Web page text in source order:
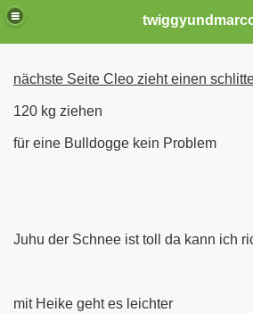
nächste Seite Cleo zieht einen
120 kg ziehen
für eine Bulldogge kein Problem
Juhu der Schnee ist toll da kann ich
mit Heike geht es leichter